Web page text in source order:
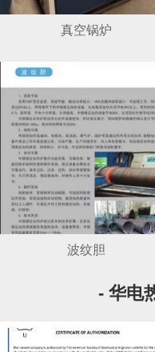
真空锅炉
波纹胆
- 华电